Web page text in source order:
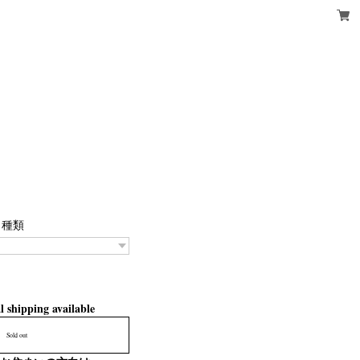
種類
shipping available
Sold out